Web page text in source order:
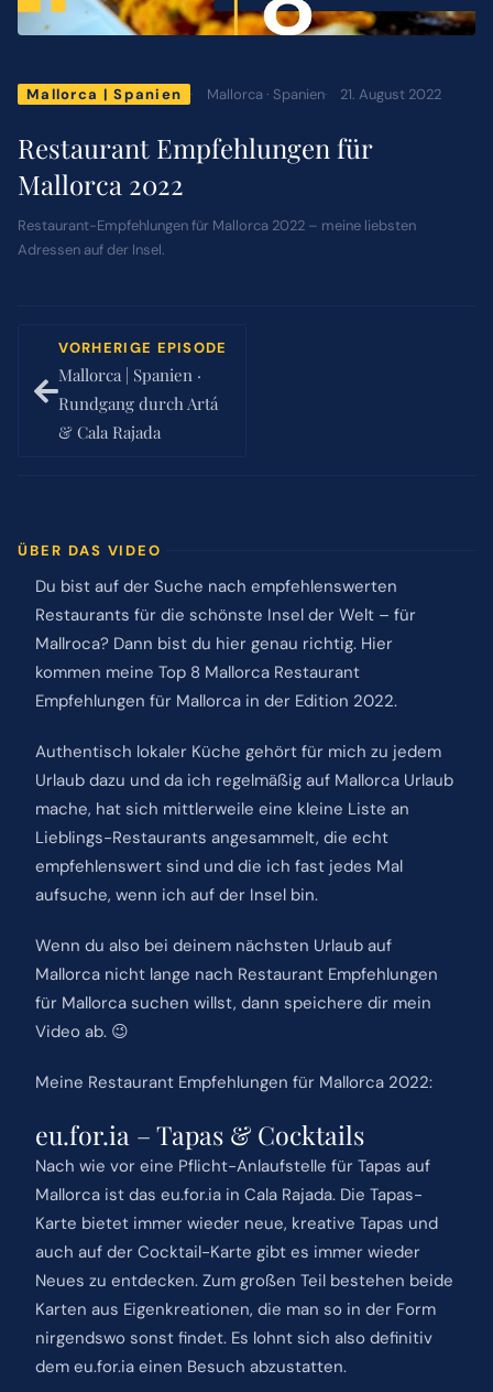
NEWSLETTER
SUCHE
NACH:
Mallorca | Spanien Mallorca · Spanien 21. August 2022
Restaurant Empfehlungen für
Mallorca 2022
Restaurant-Empfehlungen für Mallorca 2022 – meine liebsten
Adressen auf der Insel.
VORHERIGE EPISODE
Mallorca | Spanien ·
Rundgang durch Artá
& Cala Rajada
ÜBER DAS VIDEO
Du bist auf der Suche nach empfehlenswerten
Restaurants für die schönste Insel der Welt – für
Mallroca? Dann bist du hier genau richtig. Hier
kommen meine Top 8 Mallorca Restaurant
Empfehlungen für Mallorca in der Edition 2022.
Authentisch lokaler Küche gehört für mich zu jedem
Urlaub dazu und da ich regelmäßig auf Mallorca Urlaub
mache, hat sich mittlerweile eine kleine Liste an
Lieblings-Restaurants angesammelt, die echt
empfehlenswert sind und die ich fast jedes Mal
aufsuche, wenn ich auf der Insel bin.
Wenn du also bei deinem nächsten Urlaub auf
Mallorca nicht lange nach Restaurant Empfehlungen
für Mallorca suchen willst, dann speichere dir mein
Video ab. 😉
Meine Restaurant Empfehlungen für Mallorca 2022:
eu.for.ia – Tapas & Cocktails
Nach wie vor eine Pflicht-Anlaufstelle für Tapas auf
Mallorca ist das eu.for.ia in Cala Rajada. Die Tapas-
Karte bietet immer wieder neue, kreative Tapas und
auch auf der Cocktail-Karte gibt es immer wieder
Neues zu entdecken. Zum großen Teil bestehen beide
Karten aus Eigenkreationen, die man so in der Form
nirgendswo sonst findet. Es lohnt sich also definitiv
dem eu.for.ia einen Besuch abzustatten.